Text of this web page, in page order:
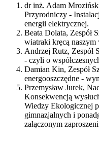
dr inż. Adam
Przyrodniczy -
energii elektrycznej.
Beata Dolata, Zespół
wiatraki kręcą
Andrzej Rutz, Zespół
- czyli o
Damian Kin, Zespół
energooszczędne -
Przemysław Jurek,
Konsekwencją
Wiedzy Ekologicznej
gimnazjalnych i
załączonym